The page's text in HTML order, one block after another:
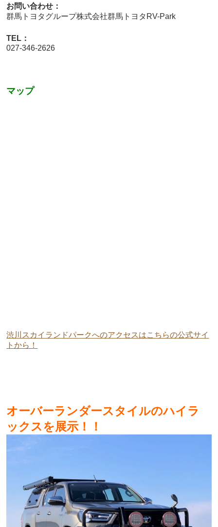
お問い合わせ：
群馬トヨタグループ株式会社群馬トヨタRV-Park
TEL：
027-346-2626
マップ
渋川スカイランドパークへのアクセスはこちらの公式サイ
トから！
オーバーランダースタイルのハイラ
ックスを展示！！